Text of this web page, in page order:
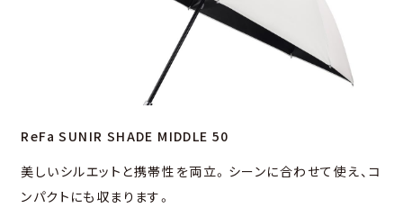
ReFa SUNIR SHADE MIDDLE 50
美しいシルエットと携帯性を両⽴。シーンに合わせて使え、コ
ンパクトにも収まります。